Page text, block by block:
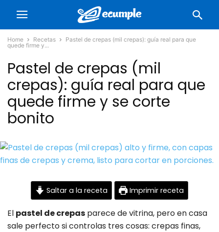
Home Recetas
Pastel de crepas (mil crepas): guía real para que
quede firme y...
Pastel de crepas (mil
crepas): guía real para que
quede firme y se corte
bonito
Saltar a la receta Imprimir receta
El pastel de crepas parece de vitrina, pero en casa
sale perfecto si controlas tres cosas: crepas finas,